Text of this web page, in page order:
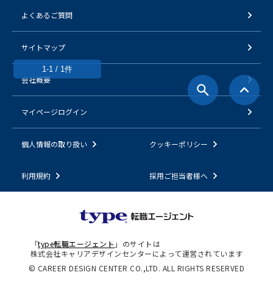
1-1 / 1件
よくあるご質問
サイトマップ
会社概要
マイページログイン
個人情報の取り扱い クッキーポリシー
利用規約 採用ご担当者様へ
「type転職エージェント 」のサイトは
株式会社キャリアデザインセンターによって運営されています
© CAREER DESIGN CENTER CO.,LTD. ALL RIGHTS RESERVED